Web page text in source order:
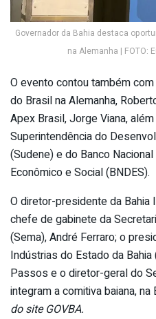
Governador da Bahia destaca
na Alemanha | FOTO:
O evento contou também
do Brasil na Alemanha,
Apex Brasil, Jorge Viana,
Superintendência do
(Sudene) e do Banco
Econômico e Social (BNDES).
O diretor-presidente da Bahia
chefe de gabinete da
(Sema), André Ferraro; o
Indústrias do Estado da
Passos e o diretor-geral do
integram a comitiva baiana, na
do site GOVBA.